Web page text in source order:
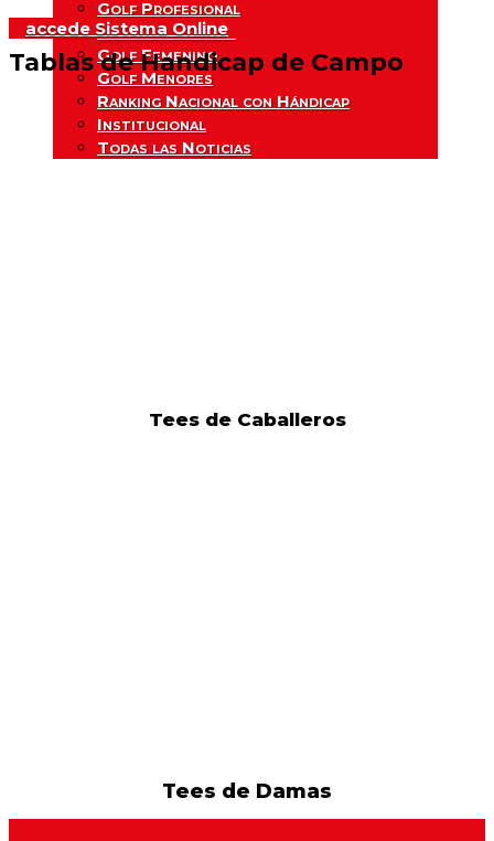
Golf Profesional
Torneos Locales
Golf Femenino
Golf Menores
Ranking Nacional con Hándicap
Institucional
Todas las Noticias
accede Sistema Online
Tablas de Handicap de Campo
Tees de Caballeros
Tees de Damas